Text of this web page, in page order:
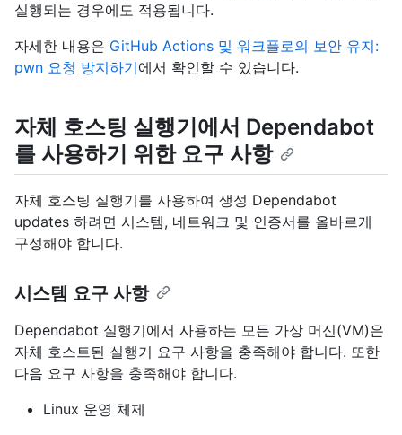
실행되는 경우에도 적용됩니다.
자세한 내용은 GitHub Actions 및 워크플로의 보안 유지:
pwn 요청 방지하기에서 확인할 수 있습니다.
자체 호스팅 실행기에서 Dependabot
를 사용하기 위한 요구 사항
자체 호스팅 실행기를 사용하여 생성 Dependabot
updates 하려면 시스템, 네트워크 및 인증서를 올바르게
구성해야 합니다.
시스템 요구 사항
Dependabot 실행기에서 사용하는 모든 가상 머신(VM)은
자체 호스트된 실행기 요구 사항을 충족해야 합니다. 또한
다음 요구 사항을 충족해야 합니다.
Linux 운영 체제